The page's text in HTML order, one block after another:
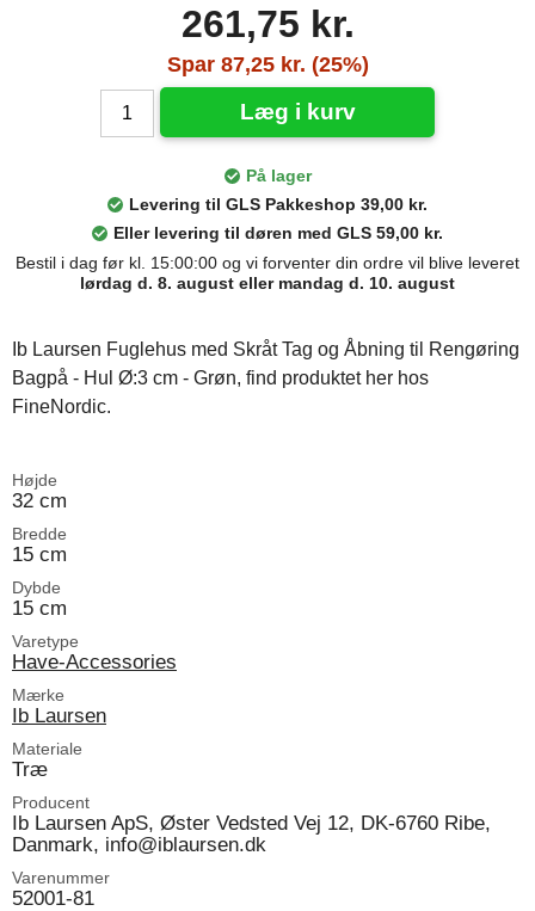
261,75 kr.
Spar 87,25 kr. (25%)
Læg i kurv
På lager
Levering til GLS Pakkeshop 39,00 kr.
Eller levering til døren med GLS 59,00 kr.
Bestil i dag før kl. 15:00:00 og vi forventer din ordre vil blive leveret
lørdag d. 8. august eller mandag d. 10. august
Ib Laursen Fuglehus med Skråt Tag og Åbning til Rengøring
Bagpå - Hul Ø:3 cm - Grøn, find produktet her hos
FineNordic.
Højde
32 cm
Bredde
15 cm
Dybde
15 cm
Varetype
Have-Accessories
Mærke
Ib Laursen
Materiale
Træ
Producent
Ib Laursen ApS, Øster Vedsted Vej 12, DK-6760 Ribe,
Danmark, info@iblaursen.dk
Varenummer
52001-81